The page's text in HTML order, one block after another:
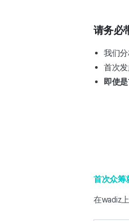
请务必
我们
首次
即使
首次众筹
在wadiz